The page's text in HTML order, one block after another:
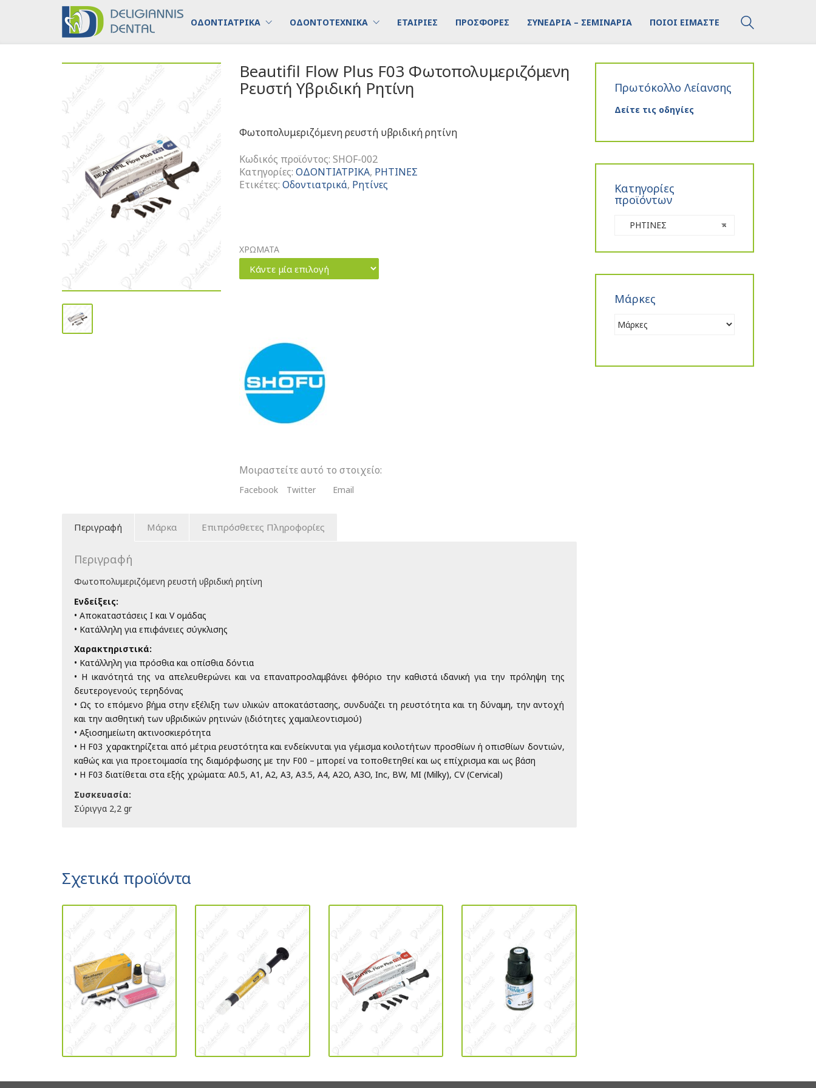
ΟΔΟΝΤΙΑΤΡΙΚΑ ΟΔΟΝΤΟΤΕΧΝΙΚΑ ΕΤΑΙΡΙΕΣ ΠΡΟΣΦΟΡΕΣ ΣΥΝΕΔΡΙΑ – ΣΕΜΙΝΑΡΙΑ ΠΟΙΟΙ ΕΙΜΑΣΤΕ
Beautifil Flow Plus F03 Φωτοπολυμεριζόμενη
Ρευστή Υβριδική Ρητίνη
Φωτοπολυμεριζόμενη ρευστή υβριδική ρητίνη
Κωδικός προϊόντος:SHOF-002
Κατηγορίες:ΟΔΟΝΤΙΑΤΡΙΚΑ, ΡΗΤΙΝΕΣ
Ετικέτες:Οδοντιατρικά, Ρητίνες
ΧΡΩΜΑΤΑ
Κάντε μία επιλογή
Plus
F03
Φωτοπολυμεριζόμενη
Ρευστή
Υβριδική
Ρητίνη
ποσότητα
Μοιραστείτε αυτό το στοιχείο:
Facebook Twitter Email
Περιγραφή Μάρκα Επιπρόσθετες Πληροφορίες
Περιγραφή
Φωτοπολυμεριζόμενη ρευστή υβριδική ρητίνη
Ενδείξεις:
• Αποκαταστάσεις Ι και V ομάδας
• Κατάλληλη για επιφάνειες σύγκλισης
Χαρακτηριστικά:
• Κατάλληλη για πρόσθια και οπίσθια δόντια
• Η ικανότητά της να απελευθερώνει και να επαναπροσλαμβάνει φθόριο την καθιστά ιδανική για την πρόληψη της
δευτερογενούς τερηδόνας
• Ως το επόμενο βήμα στην εξέλιξη των υλικών αποκατάστασης, συνδυάζει τη ρευστότητα και τη δύναμη, την αντοχή
και την αισθητική των υβριδικών ρητινών (ιδιότητες χαμαιλεοντισμού)
• Αξιοσημείωτη ακτινοσκιερότητα
• Η F03 χαρακτηρίζεται από μέτρια ρευστότητα και ενδείκνυται για γέμισμα κοιλοτήτων προσθίων ή οπισθίων δοντιών,
καθώς και για προετοιμασία της διαμόρφωσης με την F00 – μπορεί να τοποθετηθεί και ως επίχρισμα και ως βάση
• Η F03 διατίθεται στα εξής χρώματα: A0.5, A1, A2, A3, A3.5, A4, A2O, A3O, Inc, BW, MI (Milky), CV (Cervical)
Συσκευασία:
Σύριγγα 2,2 gr
Σχετικά προϊόντα
Πρωτόκολλο Λείανσης
Δείτε τις οδηγίες
Κατηγορίες
προϊόντων
×
ΡΗΤΙΝΕΣ
Μάρκες